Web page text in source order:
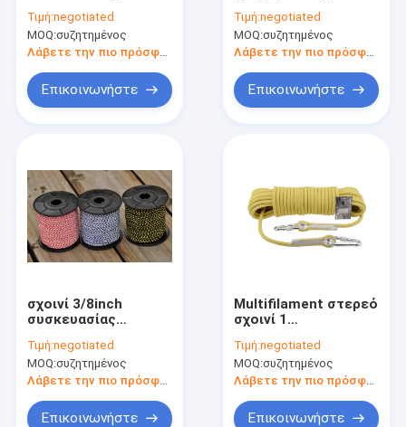
για την έκτακτη
ανάγκη πεζοπορίας
Τιμή:negotiated
MOQ:συζητημένος
Λάβετε την πιο πρόσφατη τιμή
Επικοινωνήστε
τύπων Paracord
Τιμή:negotiated
MOQ:συζητημένος
Επικοινωνήστε
σχοινί 3/8inch
συσκευασίας
χρωμάτισε
διακοσμητικό UV
ανθεκτικό σχοινιών
Τιμή:negotiated
MOQ:συζητημένος
Λάβετε την πιο πρόσφατη τιμή
Επικοινωνήστε
Multifilament στερεό
σχοινί 1
πλεξουδών 4
πλεγμένο ίντσα
σχοινί
Τιμή:negotiated
MOQ:συζητημένος
Λάβετε την πιο πρόσφατη τιμή
Επικοινωνήστε